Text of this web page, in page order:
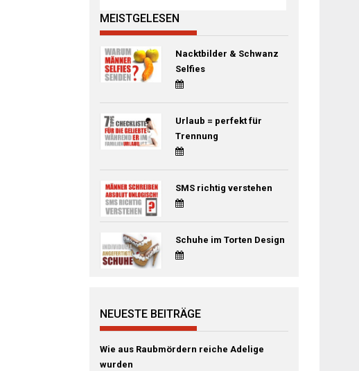
MEISTGELESEN
Nacktbilder & Schwanz
Selfies
Urlaub = perfekt für
Trennung
SMS richtig verstehen
Schuhe im Torten Design
NEUESTE BEITRÄGE
Wie aus Raubmördern reiche Adelige
wurden